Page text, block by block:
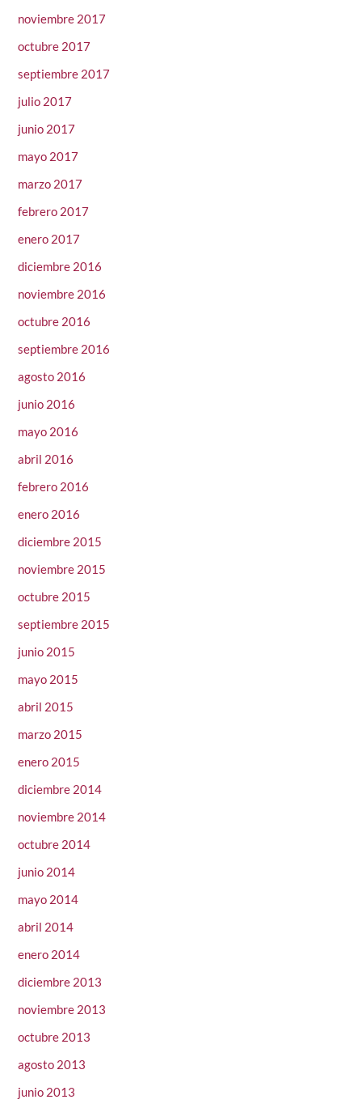
noviembre 2017
octubre 2017
septiembre 2017
julio 2017
junio 2017
mayo 2017
marzo 2017
febrero 2017
enero 2017
diciembre 2016
noviembre 2016
octubre 2016
septiembre 2016
agosto 2016
junio 2016
mayo 2016
abril 2016
febrero 2016
enero 2016
diciembre 2015
noviembre 2015
octubre 2015
septiembre 2015
junio 2015
mayo 2015
abril 2015
marzo 2015
enero 2015
diciembre 2014
noviembre 2014
octubre 2014
junio 2014
mayo 2014
abril 2014
enero 2014
diciembre 2013
noviembre 2013
octubre 2013
agosto 2013
junio 2013